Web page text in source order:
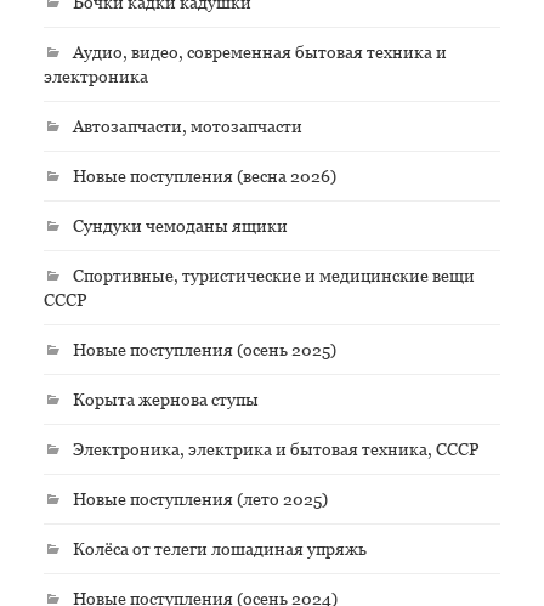
Аудио, видео, современная бытовая техника и
электроника
Автозапчасти, мотозапчасти
Новые поступления (весна 2026)
Сундуки чемоданы ящики
Спортивные, туристические и медицинские вещи
СССР
Новые поступления (осень 2025)
Корыта жернова ступы
Электроника, электрика и бытовая техника, СССР
Новые поступления (лето 2025)
Колёса от телеги лошадиная упряжь
Новые поступления (осень 2024)